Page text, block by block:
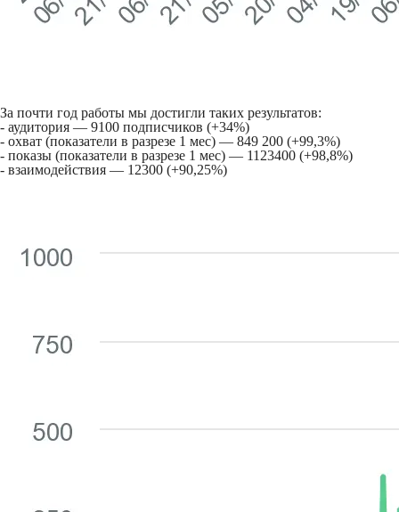
За почти год работы мы достигли таких результатов:
- аудитория — 9100 подписчиков (+34%)
- охват (показатели в разрезе 1 мес) — 849 200 (+99,3%)
- показы (показатели в разрезе 1 мес) — 1123400 (+98,8%)
- взаимодействия — 12300 (+90,25%)